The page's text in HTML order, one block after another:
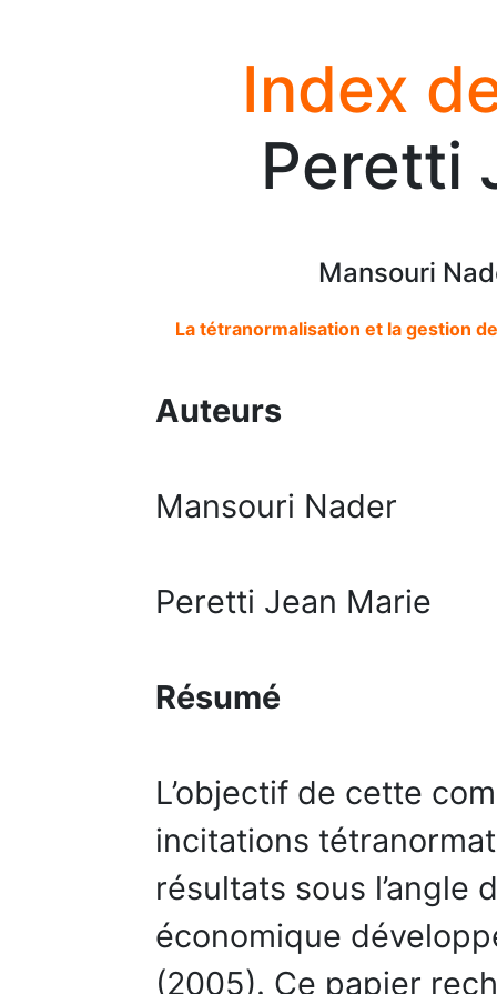
Index
Peretti
Mansouri
La tétranormalisation et la gestion
Auteurs
Mansouri Nader
Peretti Jean Marie
Résumé
L’objectif de cette
incitations
résultats sous l’angle
économique
(2005). Ce papier